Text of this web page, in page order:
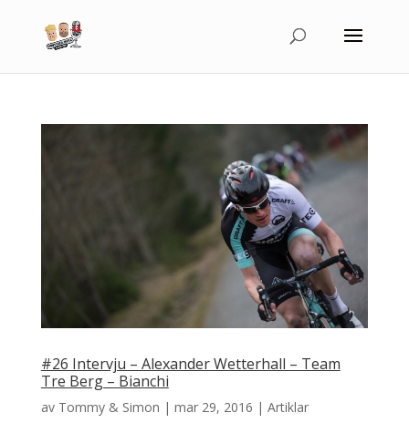
#26 Intervju – Alexander Wetterhall – Team
Tre Berg – Bianchi
av Tommy & Simon | mar 29, 2016 | Artiklar